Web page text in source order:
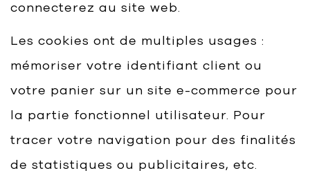
connecterez au site web.
Les cookies ont de multiples usages :
mémoriser votre identifiant client ou
votre panier sur un site e-commerce pour
la partie fonctionnel utilisateur. Pour
tracer votre navigation pour des finalités
de statistiques ou publicitaires, etc.